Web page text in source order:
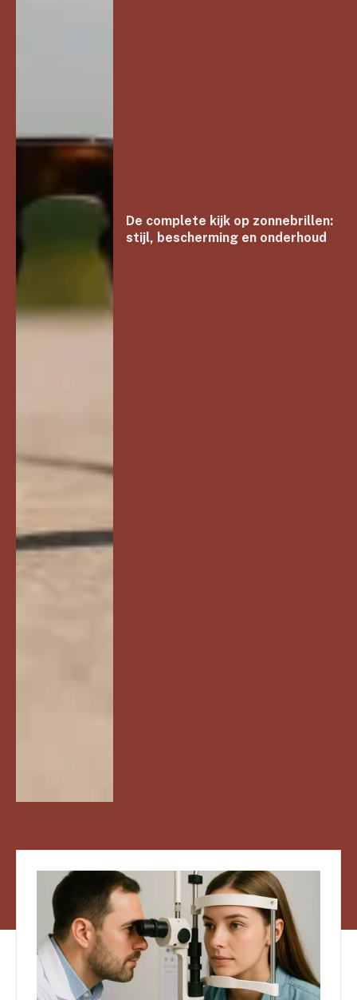
De complete kijk op zonnebrillen:
stijl, bescherming en onderhoud